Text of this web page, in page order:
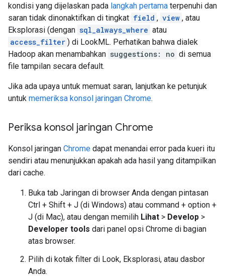
kondisi yang dijelaskan pada langkah pertama terpenuhi dan
saran tidak dinonaktifkan di tingkat field , view , atau
Eksplorasi (dengan sql_always_where atau
access_filter ) di LookML. Perhatikan bahwa dialek
Hadoop akan menambahkan suggestions: no di semua
file tampilan secara default.
Jika ada upaya untuk memuat saran, lanjutkan ke petunjuk
untuk memeriksa konsol jaringan Chrome.
Periksa konsol jaringan Chrome
Konsol jaringan Chrome dapat menandai error pada kueri itu
sendiri atau menunjukkan apakah ada hasil yang ditampilkan
dari cache.
Buka tab Jaringan di browser Anda dengan pintasan
Ctrl + Shift + J (di Windows) atau command + option +
J (di Mac), atau dengan memilih Lihat > Develop >
Developer tools dari panel opsi Chrome di bagian
atas browser.
Pilih di kotak filter di Look, Eksplorasi, atau dasbor
Anda.